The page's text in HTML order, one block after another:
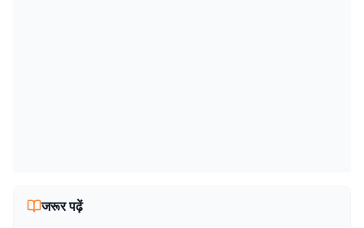
जरूर पढ़ें